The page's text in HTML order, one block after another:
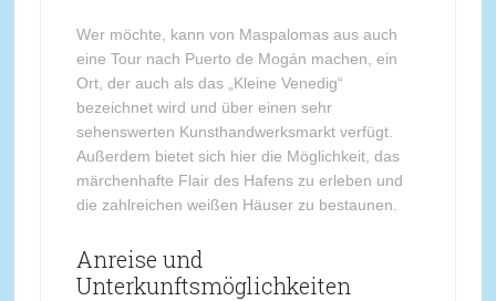
Wer möchte, kann von Maspalomas aus auch
eine Tour nach Puerto de Mogán machen, ein
Ort, der auch als das „Kleine Venedig“
bezeichnet wird und über einen sehr
sehenswerten Kunsthandwerksmarkt verfügt.
Außerdem bietet sich hier die Möglichkeit, das
märchenhafte Flair des Hafens zu erleben und
die zahlreichen weißen Häuser zu bestaunen.
Anreise und
Unterkunftsmöglichkeiten